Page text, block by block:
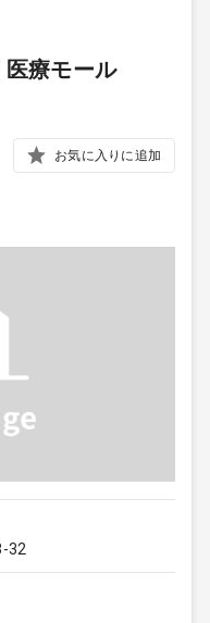
療モール
お気に入りに追加
32